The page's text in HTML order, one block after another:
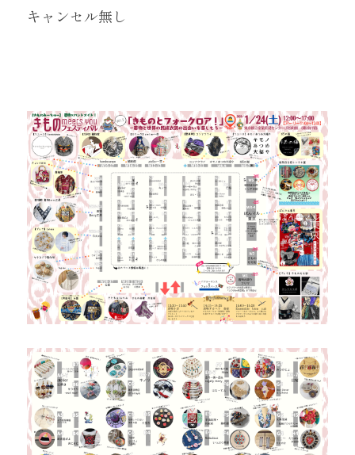
キャンセル無し